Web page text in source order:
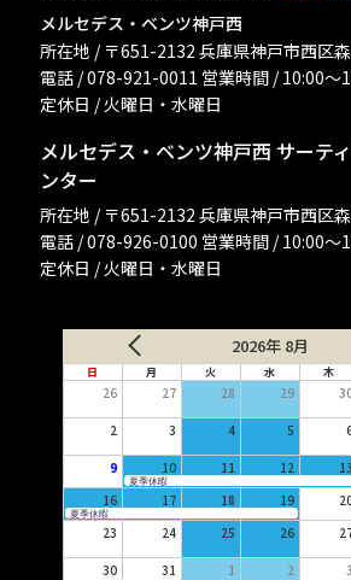
メルセデス・ベンツ神戸西
所在地 / 〒651-2132 兵庫県神戸市西
電話 / 078-921-0011 営業時間 / 10:00〜
定休日 / 火曜日・水曜日
メルセデス・ベンツ神戸西 サーテ
ンター
所在地 / 〒651-2132 兵庫県神戸市西
電話 / 078-926-0100 営業時間 / 10:00〜
定休日 / 火曜日・水曜日
2026年 8月
日 月 火 水 木
26 27 28 29
2 3 4 5
9 10 11 12 13
夏季休暇
16 17 18 19
夏季休暇
23 24 25 26
30 31 1 2 3